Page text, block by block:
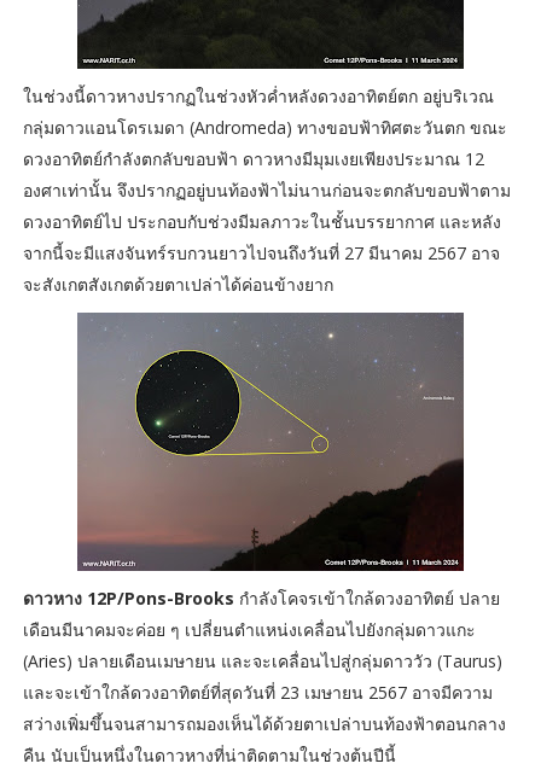
ในช่วงนี้ดาวหางปรากฏในช่วงหัวค่ำหลังดวงอาทิตย์ตก อยู่บริเวณ
กลุ่มดาวแอนโดรเมดา (Andromeda) ทางขอบฟ้าทิศตะวันตก ขณะ
ดวงอาทิตย์กำลังตกลับขอบฟ้า ดาวหางมีมุมเงยเพียงประมาณ 12
องศาเท่านั้น จึงปรากฏอยู่บนท้องฟ้าไม่นานก่อนจะตกลับขอบฟ้าตาม
ดวงอาทิตย์ไป ประกอบกับช่วงมีมลภาวะในชั้นบรรยากาศ และหลัง
จากนี้จะมีแสงจันทร์รบกวนยาวไปจนถึงวันที่ 27 มีนาคม 2567 อาจ
จะสังเกตสังเกตด้วยตาเปล่าได้ค่อนข้างยาก
ดาวหาง 12P/Pons-Brooks กำลังโคจรเข้าใกล้ดวงอาทิตย์ ปลาย
เดือนมีนาคมจะค่อย ๆ เปลี่ยนตำแหน่งเคลื่อนไปยังกลุ่มดาวแกะ
(Aries) ปลายเดือนเมษายน และจะเคลื่อนไปสู่กลุ่มดาววัว (Taurus)
และจะเข้าใกล้ดวงอาทิตย์ที่สุดวันที่ 23 เมษายน 2567 อาจมีความ
สว่างเพิ่มขึ้นจนสามารถมองเห็นได้ด้วยตาเปล่าบนท้องฟ้าตอนกลาง
คืน นับเป็นหนึ่งในดาวหางที่น่าติดตามในช่วงต้นปีนี้